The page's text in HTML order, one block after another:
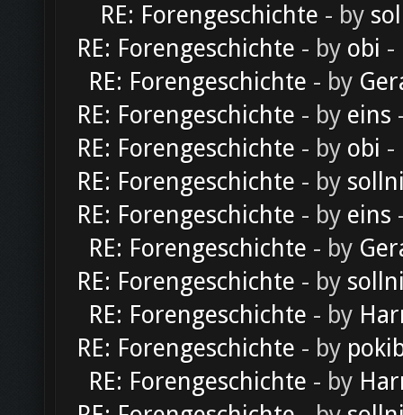
RE: Forengeschichte - by
RE: Forengeschichte - by obi -
RE: Forengeschichte - by
RE: Forengeschichte - by eins
RE: Forengeschichte - by obi -
RE: Forengeschichte - by
RE: Forengeschichte - by eins
RE: Forengeschichte - by
RE: Forengeschichte - by
RE: Forengeschichte - by
RE: Forengeschichte - by
RE: Forengeschichte - by